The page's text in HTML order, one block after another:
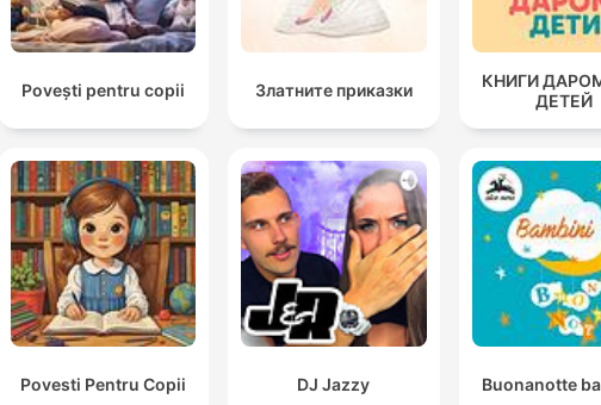
Povești pentru copii Златните приказки
КНИГИ
ДЕТЕЙ
Povesti Pentru Copii DJ Jazzy Buonanotte